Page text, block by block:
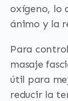
oxígeno, lo
ánimo y la
Para
masaje
útil para
reducir la